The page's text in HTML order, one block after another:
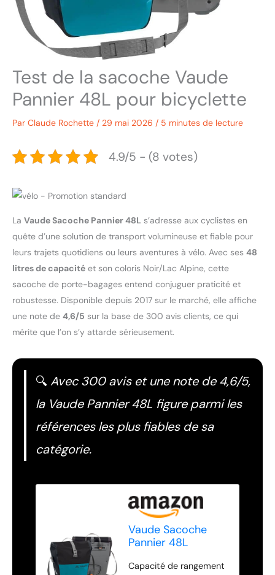
Test de la sacoche Vaude
Pannier 48L pour bicyclette
Par Claude Rochette / 29 mai 2026 / 5 minutes de lecture
4.9/5 - (8 votes)
La Vaude Sacoche Pannier 48L s’adresse aux cyclistes en
quête d’une solution de transport volumineuse et fiable pour
leurs trajets quotidiens ou leurs aventures à vélo. Avec ses 48
litres de capacité et son coloris Noir/Lac Alpine, cette
sacoche de porte-bagages entend conjuguer praticité et
robustesse. Disponible depuis 2017 sur le marché, elle affiche
une note de 4,6/5 sur la base de 300 avis clients, ce qui
mérite que l’on s’y attarde sérieusement.
🔍 Avec 300 avis et une note de 4,6/5,
la Vaude Pannier 48L figure parmi les
références les plus fiables de sa
catégorie.
Vaude Sacoche
Pannier 48L
pour Bicyclette,
Capacité de rangement